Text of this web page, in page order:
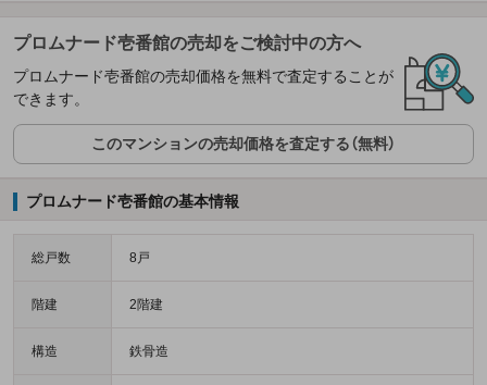
プロムナード壱番館の売却をご検討中の方へ
プロムナード壱番館の売却価格を無料で査定することが
できます。
このマンションの売却価格を査定する（無料）
プロムナード壱番館の基本情報
総戸数 8戸
階建 2階建
構造 鉄骨造